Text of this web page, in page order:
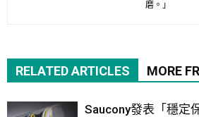
磨。」
RELATED ARTICLES MORE
Saucony發表「穩定